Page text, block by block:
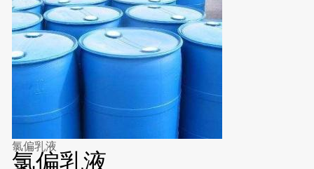
氯偏乳液
氯偏乳液